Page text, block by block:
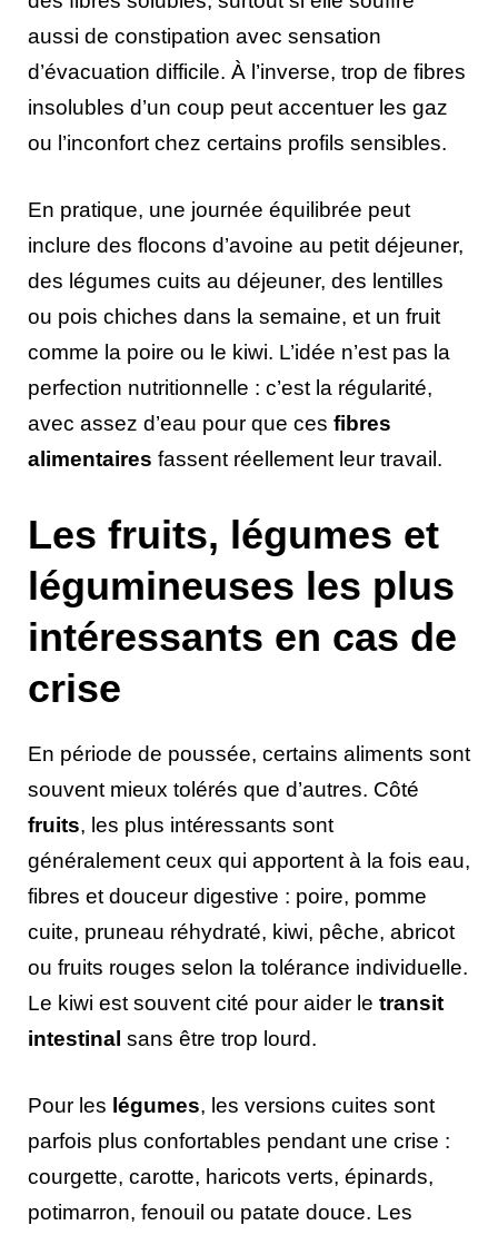
aussi de constipation avec sensation
d’évacuation difficile. À l’inverse, trop de fibres
insolubles d’un coup peut accentuer les gaz
ou l’inconfort chez certains profils sensibles.
En pratique, une journée équilibrée peut
inclure des flocons d’avoine au petit déjeuner,
des légumes cuits au déjeuner, des lentilles
ou pois chiches dans la semaine, et un fruit
comme la poire ou le kiwi. L’idée n’est pas la
perfection nutritionnelle : c’est la régularité,
avec assez d’eau pour que ces fibres
alimentaires fassent réellement leur travail.
Les fruits, légumes et
légumineuses les plus
intéressants en cas de
crise
En période de poussée, certains aliments sont
souvent mieux tolérés que d’autres. Côté
fruits, les plus intéressants sont
généralement ceux qui apportent à la fois eau,
fibres et douceur digestive : poire, pomme
cuite, pruneau réhydraté, kiwi, pêche, abricot
ou fruits rouges selon la tolérance individuelle.
Le kiwi est souvent cité pour aider le transit
intestinal sans être trop lourd.
Pour les légumes, les versions cuites sont
parfois plus confortables pendant une crise :
courgette, carotte, haricots verts, épinards,
potimarron, fenouil ou patate douce. Les